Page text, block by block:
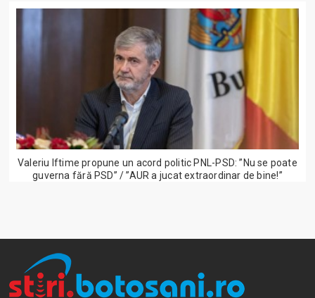
Valeriu Iftime propune un acord politic PNL-PSD: ”Nu se poate
guverna fără PSD” / ”AUR a jucat extraordinar de bine!”